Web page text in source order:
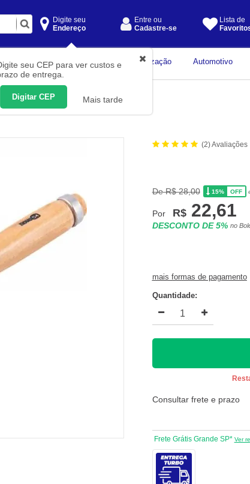
Digite seu
Endereço
seu CEP para ver custos e
de entrega.
Digitar CEP Mais tarde
Entre ou
Cadastre-se
Lista de
Civil
Medição
Organização Automotivo
(2) Avaliações
De R$ 28,00 15% OFF
Por R$ 22,61
DESCONTO DE 5% no
mais formas de pagamento
Quantidade:
Consultar frete e prazo
Frete Grátis Grande SP* Ver